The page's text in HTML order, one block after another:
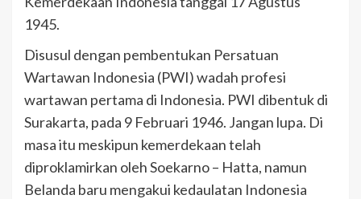
1945.
Disusul dengan pembentukan Persatuan
Wartawan Indonesia (PWI) wadah profesi
wartawan pertama di Indonesia. PWI dibentuk di
Surakarta, pada 9 Februari 1946. Jangan lupa. Di
masa itu meskipun kemerdekaan telah
diproklamirkan oleh Soekarno – Hatta, namun
Belanda baru mengakui kedaulatan Indonesia